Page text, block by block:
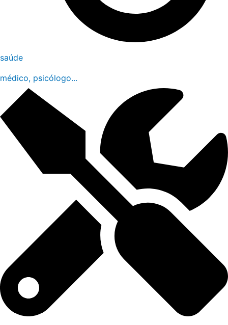
saúde
médico, psicólogo...